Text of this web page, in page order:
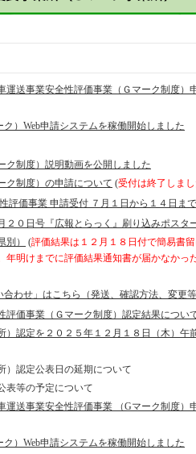
送事業安全性評価事業（Ｇマーク制度）
）Web申請システムを稼働開始しました
ク制度）説明動画を公開しました
ク制度）の申請について (受付は終了しま
価事業 申請受付 ７月１日から１４日まで
０日号『広報とらっく』刷り込みポスター
）
(評価結果は１２月１８日付で簡易書留
明けまでに評価結果通知書が届かなかっ
わせ」はこちら（発送、確認方法、変更等
価事業（Ｇマーク制度）認定結果につい
）認定を２０２５年１２月１８日（木）午
）認定公表日の延期について
表等の予定について
送事業安全性評価事業 （Gマーク制度）
）Web申請システムを稼働開始しました